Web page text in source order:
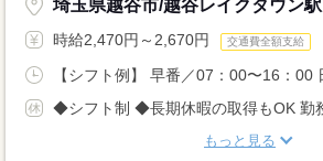
埼玉県越谷市/越谷レイクタウン駅
時給2,470円～2,670円 交通費全額支給
【シフト例】 早番／07：00〜16：00
◆シフト制 ◆長期休暇の取得もOK 勤
もっと見る